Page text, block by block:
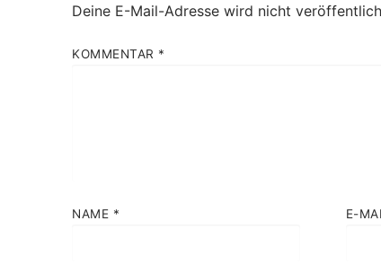
Deine E-Mail-Adresse wird nicht
KOMMENTAR *
NAME * E-